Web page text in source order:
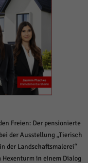
Freien: Der pensionierte
der Ausstellung „Tierisch
der Landschaftsmalerei“
in einem Dialog
Cookies. Sie
geben oder sich
nur bestimmte Cookies
und weiter